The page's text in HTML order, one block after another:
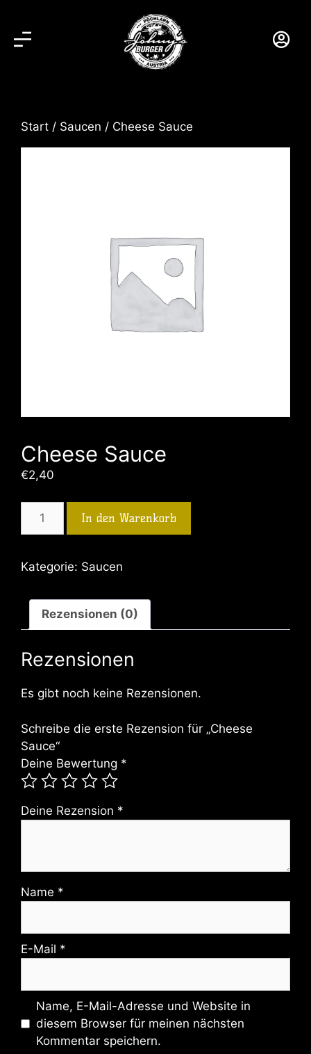
Start / Saucen / Cheese Sauce
Cheese Sauce
€2,40
In den Warenkorb
Kategorie: Saucen
Rezensionen (0)
Rezensionen
Es gibt noch keine Rezensionen.
Schreibe die erste Rezension für „Cheese
Sauce“
Deine Bewertung *
Deine Rezension *
Name *
E-Mail *
Name, E-Mail-Adresse und Website in
diesem Browser für meinen nächsten
Kommentar speichern.